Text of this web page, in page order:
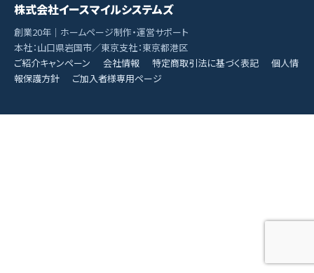
株式会社イースマイルシステムズ
創業20年｜ホームページ制作・運営サポート
本社：山口県岩国市／東京支社：東京都港区
ご紹介キャンペーン
会社情報 特定商取引法に基づく表記
個人情
報保護方針
ご加入者様専用ページ